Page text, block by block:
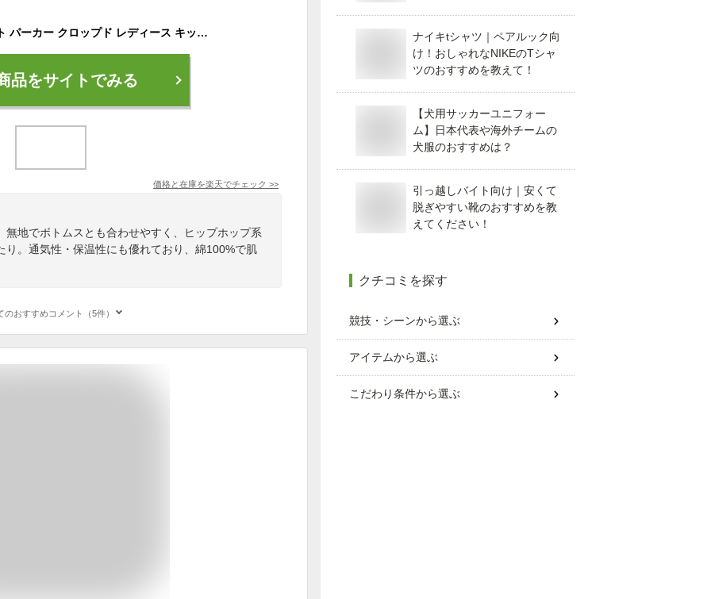
ショート丈 スウェット パーカー クロップド レディース キッズ へそ出し トップス ダンス 練習着 プルオーバー 長袖 女の子 ジム フィットネス ズンバ ウェア ダンス 衣装 ヒップホップ ダンス衣装 ルームウェア 韓国 k-pop かわいい 大きい 韓国ファッション 無地 おしゃれ
品をサイトでみる
価格と在庫を楽天でチェック >>
無地でボトムスとも合わせやすく、ヒップホップ系
り。通気性・保温性にも優れており、綿100%で肌
のおすすめコメント（5件）
ナイキtシャツ｜ペアルック向
け！おしゃれなNIKEのTシャ
ツのおすすめを教えて！
【犬用サッカーユニフォー
ム】日本代表や海外チームの
犬服のおすすめは？
引っ越しバイト向け｜安くて
脱ぎやすい靴のおすすめを教
えてください！
クチコミを探す
競技・シーンから選ぶ
アイテムから選ぶ
こだわり条件から選ぶ